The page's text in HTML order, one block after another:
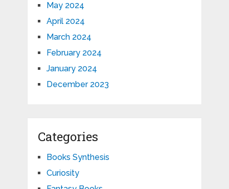
May 2024
April 2024
March 2024
February 2024
January 2024
December 2023
Categories
Books Synthesis
Curiosity